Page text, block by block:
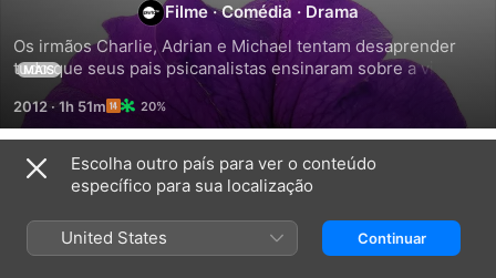
Filme ·Comédia · Drama
Os irmãos Charlie, Adrian e Michael tentam desaprender
tudo que seus pais psicanalistas ensinaram sobre a vida, à
medida que a união da família encontra-se à beira de um
colapso.
MAIS
2012 · 1h 51m 20%
Relacionados
Tempo
Enviado
Escolha outro país para ver o conteúdo
específico para sua localização
United States Continuar